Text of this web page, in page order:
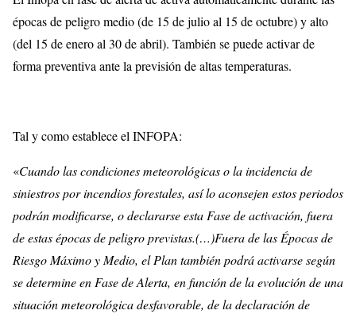
épocas de peligro medio (de 15 de julio al 15 de octubre) y alto
(del 15 de enero al 30 de abril). También se puede activar de
forma preventiva ante la previsión de altas temperaturas.
Tal y como establece el INFOPA:
«Cuando las condiciones meteorológicas o la incidencia de
siniestros por incendios forestales, así lo aconsejen estos periodos
podrán modificarse, o declararse esta Fase de activación, fuera
de estas épocas de peligro previstas.(…)Fuera de las Épocas de
Riesgo Máximo y Medio, el Plan también podrá activarse según
se determine en Fase de Alerta, en función de la evolución de una
situación meteorológica desfavorable, de la declaración de